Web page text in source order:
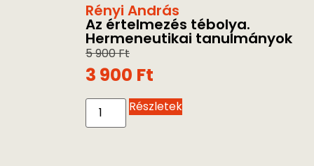
Rényi András
Az értelmezés tébolya.
Hermeneutikai tanulmányok
5 900Ft
3 900 Ft
Részletek